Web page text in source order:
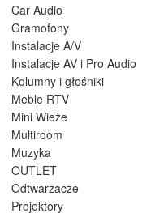
Car Audio
Gramofony
Instalacje A/V
Instalacje AV i Pro Audio
Kolumny i głośniki
Meble RTV
Mini Wieże
Multiroom
Muzyka
OUTLET
Odtwarzacze
Projektory